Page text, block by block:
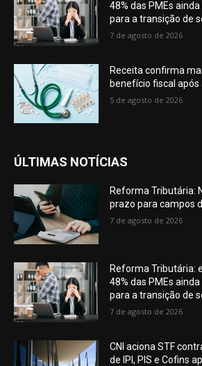
48% das PMEs
para a transição de
7 de agosto de 2026
Receita confirma
benefício fiscal após
5 de agosto de 2026
ÚLTIMAS NOTÍCIAS
Reforma Tributária:
prazo para campos
7 de agosto de 2026
Reforma Tributária:
48% das PMEs
para a transição de
7 de agosto de 2026
CNI aciona STF
de IPI, PIS e Cofins